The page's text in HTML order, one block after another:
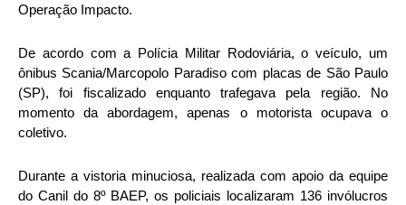
Operação Impacto.
De acordo com a Polícia Militar Rodoviária, o veículo, um
ônibus Scania/Marcopolo Paradiso com placas de São Paulo
(SP), foi fiscalizado enquanto trafegava pela região. No
momento da abordagem, apenas o motorista ocupava o
coletivo.
Durante a vistoria minuciosa, realizada com apoio da equipe
do Canil do 8º BAEP, os policiais localizaram 136 invólucros